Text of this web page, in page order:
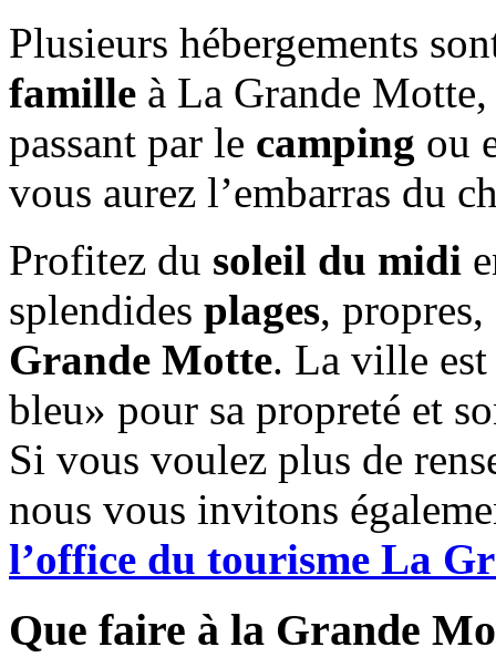
Plusieurs hébergements
famille à La Grande
passant par le camping ou
vous aurez l’embarras du
Profitez du soleil du midi
splendides plages, propres,
Grande Motte. La ville
bleu» pour sa propreté et
Si vous voulez plus de
nous vous invitons
l’office du tourisme La
Que faire à la Grande